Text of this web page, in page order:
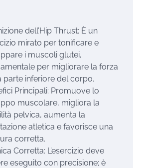
dell’Hip Thrust: È un
mirato per tonificare e
i muscoli glutei,
per migliorare la forza
parte inferiore del corpo.
Principali: Promuove lo
muscolare, migliora la
pelvica, aumenta la
atletica e favorisce una
corretta.
Corretta: L’esercizio deve
eseguito con precisione; è